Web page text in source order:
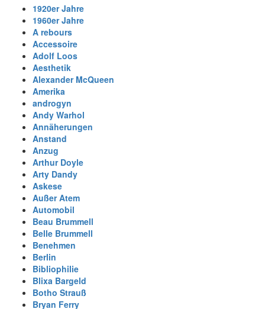
1920er Jahre
1960er Jahre
A rebours
Accessoire
Adolf Loos
Aesthetik
Alexander McQueen
Amerika
androgyn
Andy Warhol
Annäherungen
Anstand
Anzug
Arthur Doyle
Arty Dandy
Askese
Außer Atem
Automobil
Beau Brummell
Belle Brummell
Benehmen
Berlin
Bibliophilie
Blixa Bargeld
Botho Strauß
Bryan Ferry